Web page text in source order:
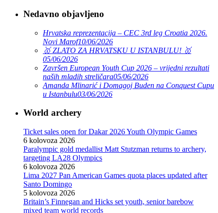
Nedavno objavljeno
Hrvatska reprezentacija – CEC 3rd leg Croatia 2026.
Novi Marof10/06/2026
🥇 ZLATO ZA HRVATSKU U ISTANBULU! 🥇
05/06/2026
Završen European Youth Cup 2026 – vrijedni rezultati
naših mladih streličara05/06/2026
Amanda Mlinarić i Domagoj Buden na Conquest Cupu
u Istanbulu03/06/2026
World archery
Ticket sales open for Dakar 2026 Youth Olympic Games
6 kolovoza 2026
Paralympic gold medallist Matt Stutzman returns to archery,
targeting LA28 Olympics
6 kolovoza 2026
Lima 2027 Pan American Games quota places updated after
Santo Domingo
5 kolovoza 2026
Britain’s Finnegan and Hicks set youth, senior barebow
mixed team world records